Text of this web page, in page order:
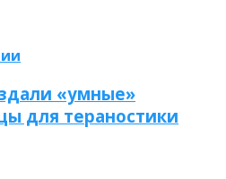
«умные»
для тераностики